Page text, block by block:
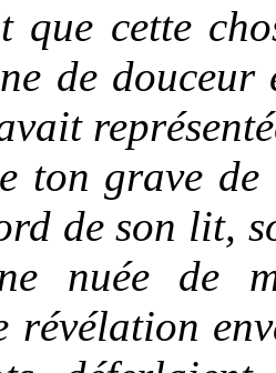
cette
de douceur
ton grave
de son lit,
nuée de
révélation